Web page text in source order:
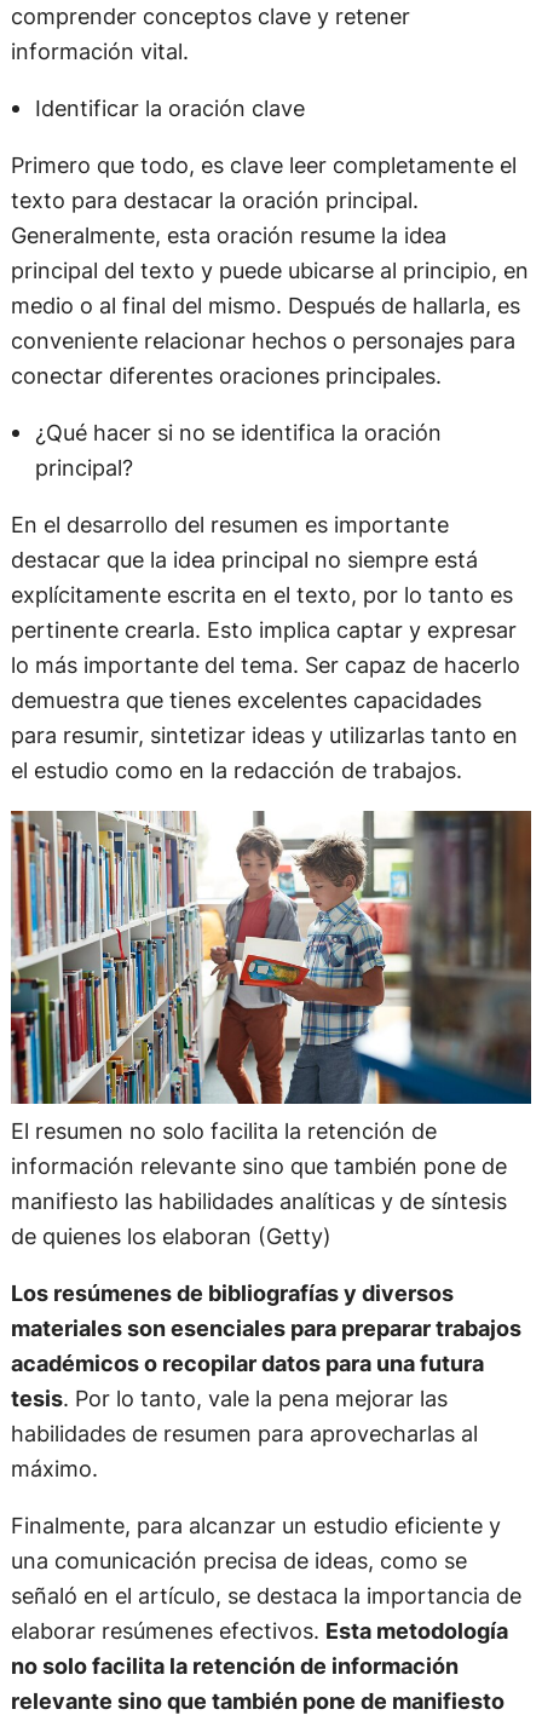
comprender conceptos clave y retener
información vital.
Identificar la oración clave
Primero que todo, es clave leer completamente el
texto para destacar la oración principal.
Generalmente, esta oración resume la idea
principal del texto y puede ubicarse al principio, en
medio o al final del mismo. Después de hallarla, es
conveniente relacionar hechos o personajes para
conectar diferentes oraciones principales.
¿Qué hacer si no se identifica la oración
principal?
En el desarrollo del resumen es importante
destacar que la idea principal no siempre está
explícitamente escrita en el texto, por lo tanto es
pertinente crearla. Esto implica captar y expresar
lo más importante del tema. Ser capaz de hacerlo
demuestra que tienes excelentes capacidades
para resumir, sintetizar ideas y utilizarlas tanto en
el estudio como en la redacción de trabajos.
El resumen no solo facilita la retención de
información relevante sino que también pone de
manifiesto las habilidades analíticas y de síntesis
de quienes los elaboran (Getty)
Los resúmenes de bibliografías y diversos
materiales son esenciales para preparar trabajos
académicos o recopilar datos para una futura
tesis. Por lo tanto, vale la pena mejorar las
habilidades de resumen para aprovecharlas al
máximo.
Finalmente, para alcanzar un estudio eficiente y
una comunicación precisa de ideas, como se
señaló en el artículo, se destaca la importancia de
elaborar resúmenes efectivos. Esta metodología
no solo facilita la retención de información
relevante sino que también pone de manifiesto